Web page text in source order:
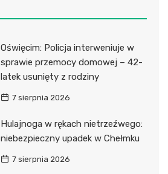
Oświęcim: Policja interweniuje w
sprawie przemocy domowej – 42-
latek usunięty z rodziny
7 sierpnia 2026
Hulajnoga w rękach nietrzeźwego:
niebezpieczny upadek w Chełmku
7 sierpnia 2026